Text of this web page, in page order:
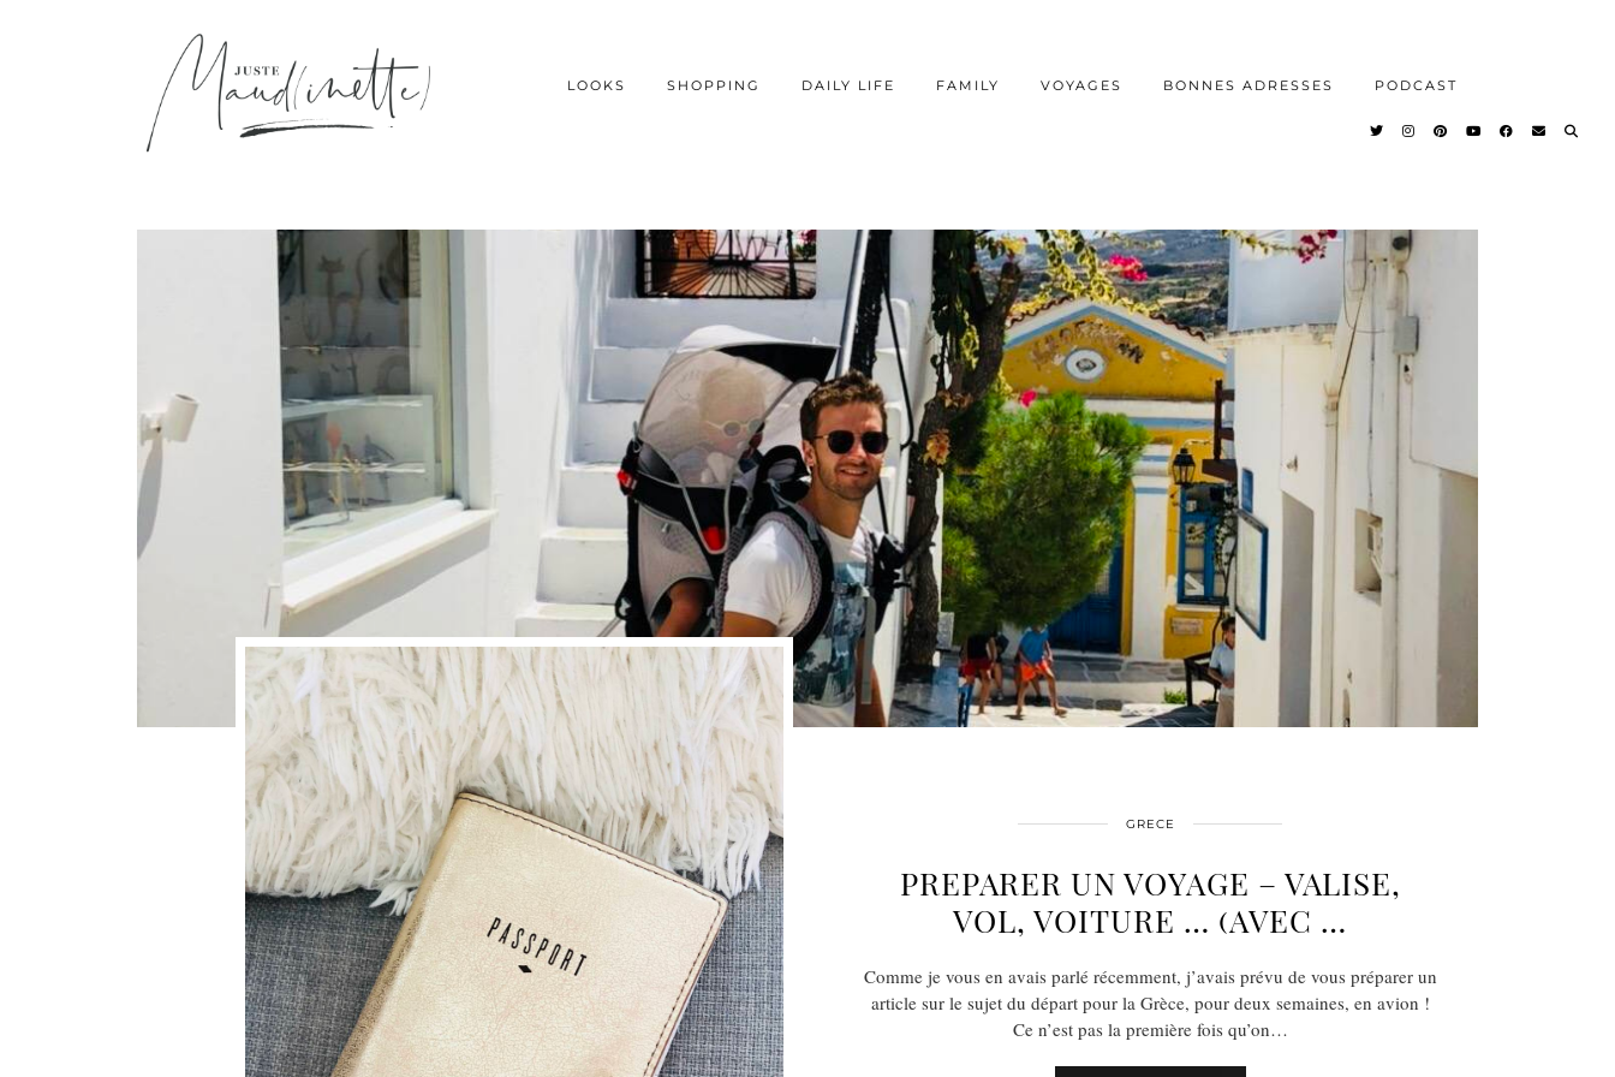
LOOKS SHOPPING DAILY LIFE FAMILY VOYAGES BONNES ADRESSES PODCAST
GRECE
PREPARER UN VOYAGE – VALISE,
VOL, VOITURE … (AVEC …
Comme je vous en avais parlé récemment, j’avais prévu de vous préparer un
article sur le sujet du départ pour la Grèce, pour deux semaines, en avion !
Ce n’est pas la première fois qu’on…